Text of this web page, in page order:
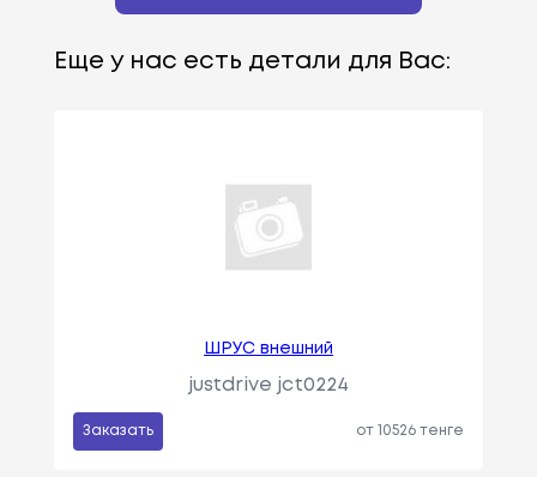
Еще у нас есть детали для Вас:
ШРУС внешний
justdrive jct0224
Заказать от 10526 тенге